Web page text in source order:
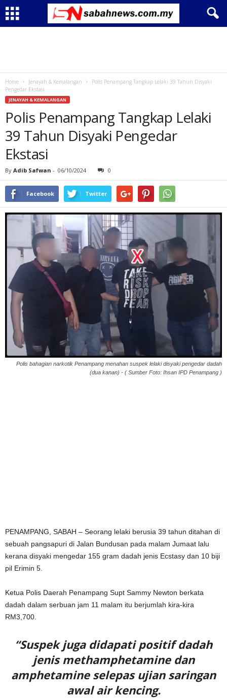
Home Jenayah & Kemalangan
Polis Penampang Tangkap Lelaki 39 Tahun Disyaki
Pengedar Ekstasi
JENAYAH & KEMALANGAN
Polis Penampang Tangkap Lelaki
39 Tahun Disyaki Pengedar
Ekstasi
By Adib Safwan - 06/10/2024 0
Facebook Twitter
Polis bahagian narkotik Penampang menahan suspek lelaki disyaki pengedar dadah
(dua kanan) - ( Sumber Foto: Ihsan IPD Penampang )
PENAMPANG, SABAH – Seorang lelaki berusia 39 tahun ditahan di
sebuah pangsapuri di Jalan Bundusan pada malam Jumaat lalu
kerana disyaki mengedar 155 gram dadah jenis Ecstasy dan 10 biji
pil Erimin 5.
Ketua Polis Daerah Penampang Supt Sammy Newton berkata
dadah dalam serbuan jam 11 malam itu berjumlah kira-kira
RM3,700.
“Suspek juga didapati positif dadah
jenis methamphetamine dan
amphetamine selepas ujian saringan
awal air kencing.